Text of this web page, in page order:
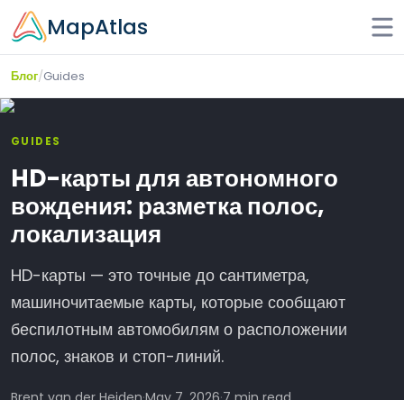
Skip to main content
MapAtlas
Блог/Guides
GUIDES
HD-карты для автономного
вождения: разметка полос,
локализация
HD-карты — это точные до сантиметра,
машиночитаемые карты, которые сообщают
беспилотным автомобилям о расположении
полос, знаков и стоп-линий.